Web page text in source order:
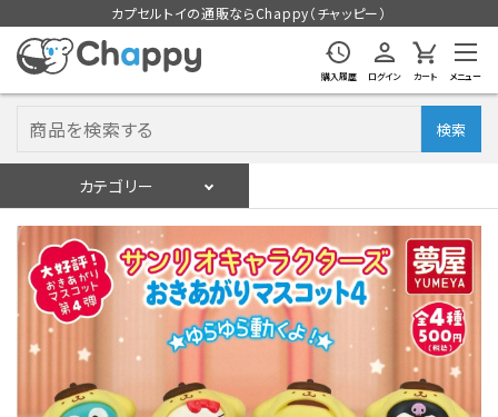
カプセルトイの通販ならChappy（チャッピー）
購入履歴 ログイン カート メニュー
検索
カテゴリー
ログイン 会員登録
入荷スケジュールをチェック